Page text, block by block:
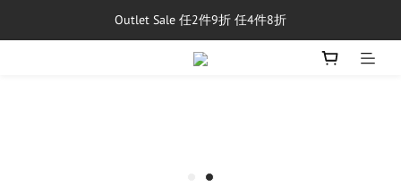
單筆消費滿$5,000享免運費
Outlet Sale 任2件9折 任4件8折
8/1~8/31，新品與經典商品滿額$10,000 現折$500